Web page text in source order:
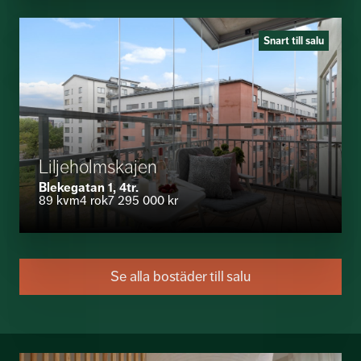
Snart till salu
Liljeholmskajen
Blekegatan 1, 4tr.
89 kvm4 rok7 295 000 kr
Se alla bostäder till salu